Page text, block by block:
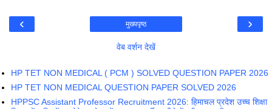
‹ ›
मुख्यपृष्ठ
वेब वर्शन देखें
HP TET NON MEDICAL ( PCM ) SOLVED QUESTION PAPER 2026
HP TET NON MEDICAL QUESTION PAPER SOLVED 2026
HPPSC Assistant Professor Recruitment 2026: हिमाचल प्रदेश उच्च शिक्षा